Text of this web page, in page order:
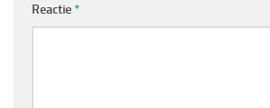
Reactie*